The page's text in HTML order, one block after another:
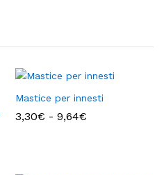
Mastice per innesti
3,30€ - 9,64€